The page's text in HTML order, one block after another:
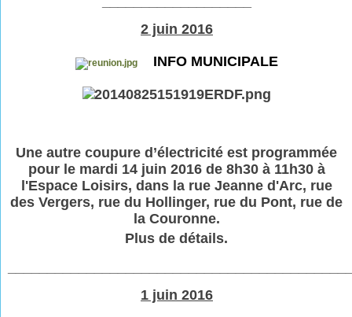
2 juin 2016
INFO MUNICIPALE
Une autre coupure d’électricité est programmée
pour le mardi 14 juin 2016 de 8h30 à 11h30 à
l'Espace Loisirs, dans la rue Jeanne d'Arc, rue
des Vergers, rue du Hollinger, rue du Pont, rue de
la Couronne.
Plus de détails.
1 juin 2016